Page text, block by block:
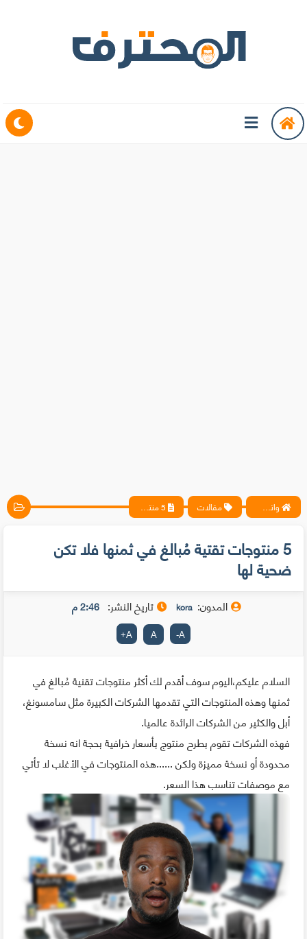
واتس آب ، فيسبوك ، أنترنت ، شروحات تقنية حصرية - المحترف مقالات
5 منتوجات تقتية مُبالغ في ثمنها فلا تكن
ضحية لها
المدون: kora تاريخ النشر: 2:46 م
A
-
A
A
+
السلام عليكم،اليوم سوف أقدم لك أكثر منتوجات تقنية مُبالغ في
ثمنها وهذه المنتوجات التي تقدمها الشركات الكبيرة مثل سامسونغ،
أبل والكثير من الشركات الرائدة عالميا.
فهذه الشركات تقوم بطرح منتوج بأسعار خرافية بحجة انه نسخة
محدودة أو نسخة مميزة ولكن ......هذه المنتوجات في الأغلب لا تأتي
مع موصفات تناسب هذا السعر.